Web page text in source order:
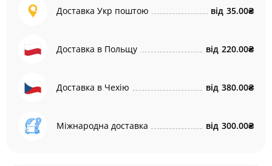
Доставка Укр поштою від 35.00₴
Доставка в Польщу від 220.00₴
Доставка в Чехію від 380.00₴
Міжнародна доставка від 300.00₴